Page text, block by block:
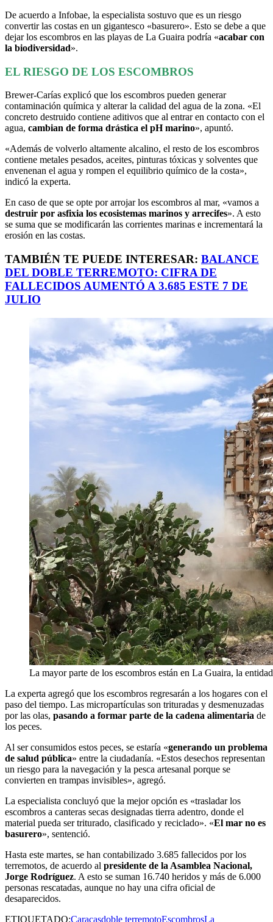
De acuerdo a Infobae, la especialista sostuvo que es un riesgo
convertir las costas en un gigantesco «basurero». Esto se debe a que
dejar los escombros en las playas de La Guaira podría «acabar con
la biodiversidad».
EL RIESGO DE LOS ESCOMBROS
Brewer-Carías explicó que los escombros pueden generar
contaminación química y alterar la calidad del agua de la zona. «El
concreto destruido contiene aditivos que al entrar en contacto con el
agua, cambian de forma drástica el pH marino», apuntó.
«Además de volverlo altamente alcalino, el resto de los escombros
contiene metales pesados, aceites, pinturas tóxicas y solventes que
envenenan el agua y rompen el equilibrio químico de la costa»,
indicó la experta.
En caso de que se opte por arrojar los escombros al mar, «vamos a
destruir por asfixia los ecosistemas marinos y arrecifes». A esto
se suma que se modificarán las corrientes marinas e incrementará la
erosión en las costas.
TAMBIÉN TE PUEDE INTERESAR: BALANCE
DEL DOBLE TERREMOTO: CIFRA DE
FALLECIDOS AUMENTÓ A 3.685 ESTE 7 DE
JULIO
La mayor parte de los escombros están en La Guaira, la
La experta agregó que los escombros regresarán a los hogares con el
paso del tiempo. Las micropartículas son trituradas y desmenuzadas
por las olas, pasando a formar parte de la cadena alimentaria de
los peces.
Al ser consumidos estos peces, se estaría «generando un problema
de salud pública» entre la ciudadanía. «Estos desechos representan
un riesgo para la navegación y la pesca artesanal porque se
convierten en trampas invisibles», agregó.
La especialista concluyó que la mejor opción es «trasladar los
escombros a canteras secas designadas tierra adentro, donde el
material pueda ser triturado, clasificado y reciclado». «El mar no es
basurero», sentenció.
Hasta este martes, se han contabilizado 3.685 fallecidos por los
terremotos, de acuerdo al presidente de la Asamblea Nacional,
Jorge Rodríguez. A esto se suman 16.740 heridos y más de 6.000
personas rescatadas, aunque no hay una cifra oficial de
desaparecidos.
ETIQUETADO:Caracasdoble terremotoEscombrosLa